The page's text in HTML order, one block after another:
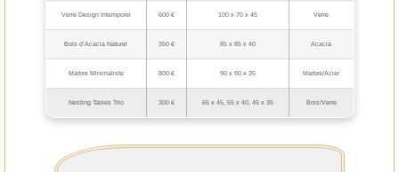
Verre Design Intemporel 600 € 100 x 70 x 45 Verre
Bois d’Acacia Naturel 350 € 85 x 85 x 40 Acacia
Marbre Minimaliste 800 € 90 x 90 x 35 Marbre/Acier
Nesting Tables Trio 300 € 65 x 45, 55 x 40, 45 x 35 Bois/Verre